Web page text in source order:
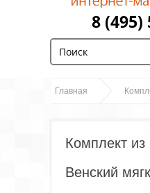
8 (495)
Главная
тон, кожзам
Комплект из
Венский